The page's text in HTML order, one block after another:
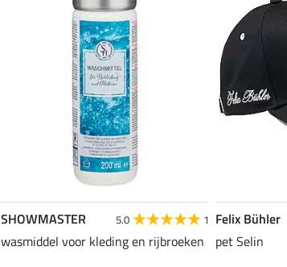
SHOWMASTER 5.0 1
wasmiddel voor kleding en rijbroeken
Felix Bühler
pet Selin